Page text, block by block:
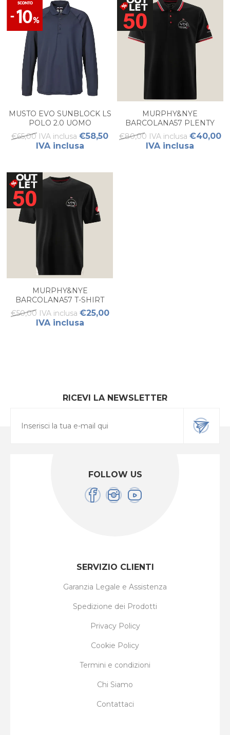
MUSTO EVO SUNBLOCK LS
POLO 2.0 UOMO
€65,00 IVA inclusa €58,50
IVA inclusa
MURPHY&NYE
BARCOLANA57 PLENTY
POLO UOMO
€80,00 IVA inclusa €40,00
IVA inclusa
MURPHY&NYE
BARCOLANA57 T-SHIRT
UOMO
€50,00 IVA inclusa €25,00
IVA inclusa
RICEVI LA NEWSLETTER
FOLLOW US
SERVIZIO CLIENTI
Garanzia Legale e Assistenza
Spedizione dei Prodotti
Privacy Policy
Cookie Policy
Termini e condizioni
Chi Siamo
Contattaci